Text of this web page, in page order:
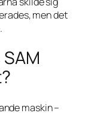
men det
maskin –